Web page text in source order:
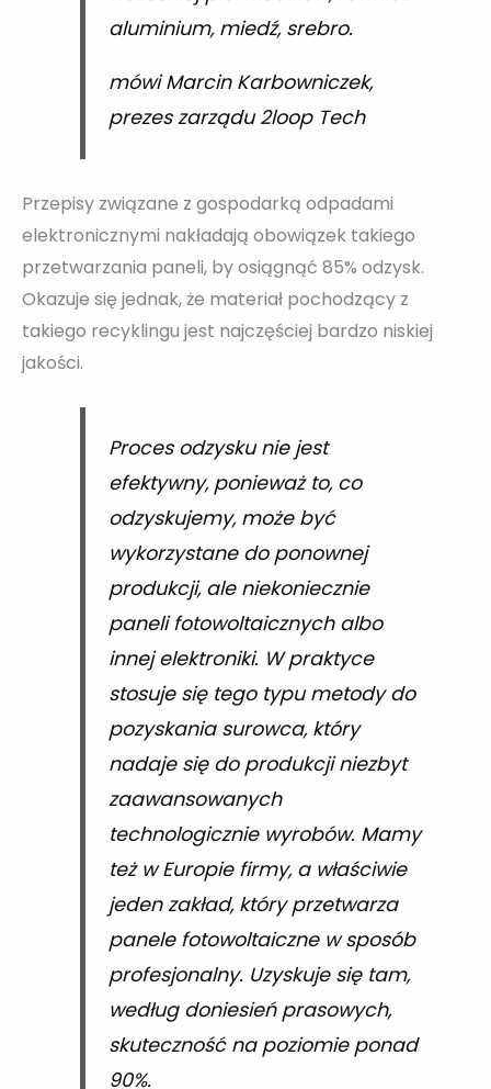
aluminium, miedź, srebro.
mówi Marcin Karbowniczek,
prezes zarządu 2loop Tech
Przepisy związane z gospodarką odpadami
elektronicznymi nakładają obowiązek takiego
przetwarzania paneli, by osiągnąć 85% odzysk.
Okazuje się jednak, że materiał pochodzący z
takiego recyklingu jest najczęściej bardzo niskiej
jakości.
Proces odzysku nie jest
efektywny, ponieważ to, co
odzyskujemy, może być
wykorzystane do ponownej
produkcji, ale niekoniecznie
paneli fotowoltaicznych albo
innej elektroniki. W praktyce
stosuje się tego typu metody do
pozyskania surowca, który
nadaje się do produkcji niezbyt
zaawansowanych
technologicznie wyrobów. Mamy
też w Europie firmy, a właściwie
jeden zakład, który przetwarza
panele fotowoltaiczne w sposób
profesjonalny. Uzyskuje się tam,
według doniesień prasowych,
skuteczność na poziomie ponad
90%.